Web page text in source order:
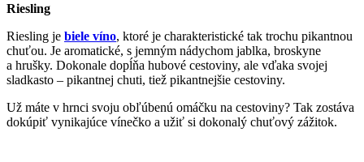
Riesling
Riesling je biele víno, ktoré je charakteristické tak trochu pikantnou
chuťou. Je aromatické, s jemným nádychom jablka, broskyne
a hrušky. Dokonale dopĺňa hubové cestoviny, ale vďaka svojej
sladkasto – pikantnej chuti, tiež pikantnejšie cestoviny.
Už máte v hrnci svoju obľúbenú omáčku na cestoviny? Tak zostáva
dokúpiť vynikajúce vínečko a užiť si dokonalý chuťový zážitok.